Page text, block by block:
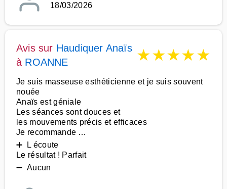
18/03/2026
Avis sur Haudiquer Anaïs
à ROANNE ★★★★★
Je suis masseuse esthéticienne et je suis souvent
nouée
Anaïs est géniale
Les séances sont douces et
les mouvements précis et efficaces
Je recommande …
➕ L écoute
Le résultat ! Parfait
➖ Aucun